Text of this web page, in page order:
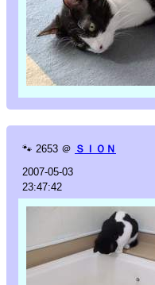
🐾 2653 ＠ ＳＩＯＮ
2007-05-03
23:47:42